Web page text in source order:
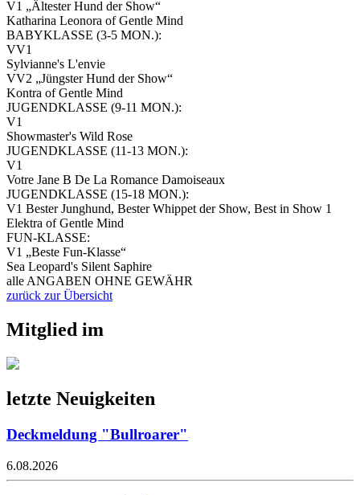
V1 „Ältester Hund der Show“
Katharina Leonora of Gentle Mind
BABYKLASSE (3-5 MON.):
VV1
Sylvianne's L'envie
VV2 „Jüngster Hund der Show“
Kontra of Gentle Mind
JUGENDKLASSE (9-11 MON.):
V1
Showmaster's Wild Rose
JUGENDKLASSE (11-13 MON.):
V1
Votre Jane B De La Romance Damoiseaux
JUGENDKLASSE (15-18 MON.):
V1 Bester Junghund, Bester Whippet der Show, Best in Show 1
Elektra of Gentle Mind
FUN-KLASSE:
V1 „Beste Fun-Klasse“
Sea Leopard's Silent Saphire
alle ANGABEN OHNE GEWÄHR
zurück zur Übersicht
Mitglied im
letzte Neuigkeiten
Deckmeldung "Bullroarer"
6.08.2026